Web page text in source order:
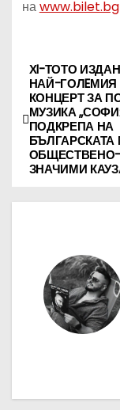
наwww.bilet.bg
Н
а
в
и
г
ХI-ТОТО
НАЙ-ГОЛEМИЯ
КОНЦЕРТ ЗА
МУЗИКА
ПОДКРЕПА НА
БЪЛГАРСКАТА
ОБЩЕСТВЕНО-
ЗНАЧИМИ